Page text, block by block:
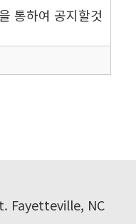
종 정보콘텐츠,
, 조정할 수 있는
통하여 공지할것
. Fayetteville, NC